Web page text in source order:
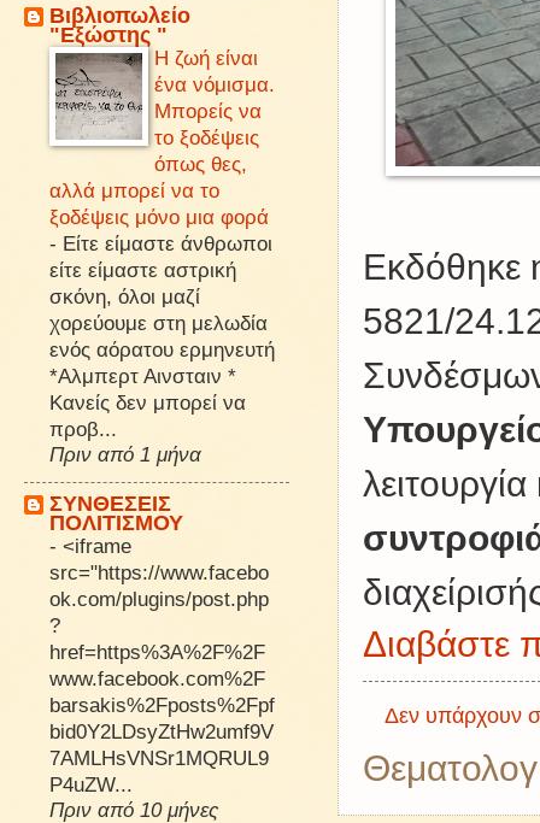
Εκδόθηκε
5821/
Διαβάστε
Δεν υπάρχουν
Βιβλιοπωλείο
"Εξώστης "
Η ζωή είναι
ένα νόμισμα.
Μπορείς να
το ξοδέψεις
όπως θες,
αλλά μπορεί να το
ξοδέψεις μόνο μια φορά
- Είτε είμαστε άνθρωποι
είτε είμαστε αστρική
σκόνη, όλοι μαζί
χορεύουμε στη μελωδία
ενός αόρατου ερμηνευτή
*Αλμπερτ Αινσταιν *
Κανείς δεν μπορεί να
προβ...
Πριν από 1 μήνα
ΣΥΝΘΕΣΕΙΣ
ΠΟΛΙΤΙΣΜΟΥ
- <iframe
src="https://www.facebo
ok.com/plugins/post.php
?
href=https%3A%2F%2F
www.facebook.com%2F
barsakis%2Fposts%2Fpf
bid0Y2LDsyZtHw2umf9V
7AMLHsVNSr1MQRUL9
P4uZW...
Πριν από 10 μήνες